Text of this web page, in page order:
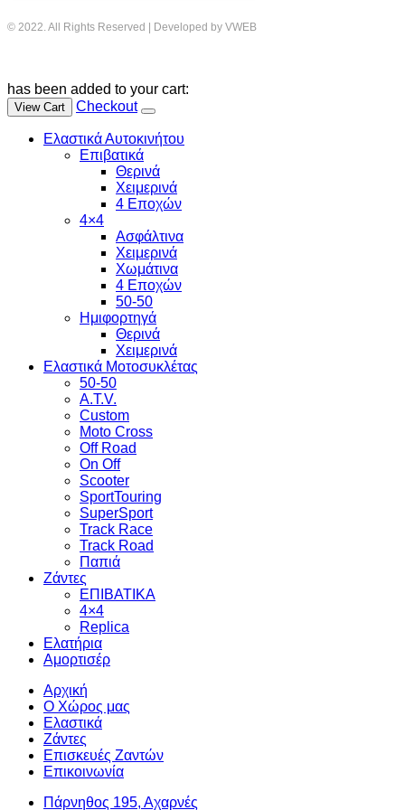
© 2022. All Rights Reserved | Developed by VWEB
has been added to your cart:
View Cart Checkout
Ελαστικά Αυτοκινήτου
Επιβατικά
Θερινά
Χειμερινά
4 Εποχών
4×4
Ασφάλτινα
Χειμερινά
Χωμάτινα
4 Εποχών
50-50
Ημιφορτηγά
Θερινά
Χειμερινά
Ελαστικά Μοτοσυκλέτας
50-50
A.T.V.
Custom
Moto Cross
Off Road
On Off
Scooter
SportTouring
SuperSport
Track Race
Track Road
Παπιά
Ζάντες
ΕΠΙΒΑΤΙΚΑ
4×4
Replica
Ελατήρια
Αμορτισέρ
Αρχική
Ο Χώρος μας
Ελαστικά
Ζάντες
Επισκευές Ζαντών
Επικοινωνία
Πάρνηθος 195, Αχαρνές